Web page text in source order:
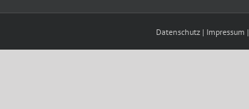
Datenschutz | Impressum |